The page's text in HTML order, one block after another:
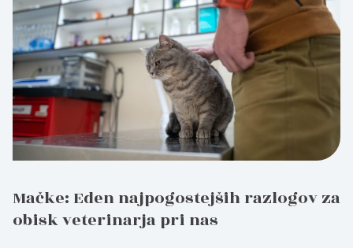
Mačke: Eden najpogostejših razlogov za
obisk veterinarja pri nas